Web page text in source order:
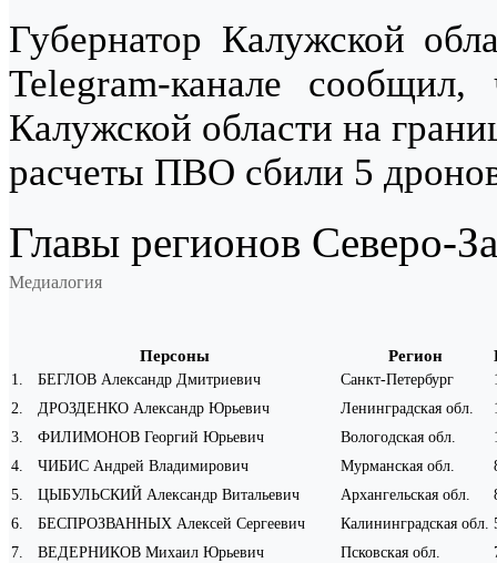
Губернатор Калужской
Telegram-канале
Калужской области на
расчеты ПВО сбили 5
Главы регионов Северо-
Медиалогия
Персоны Регион
1. БЕГЛОВ Александр Дмитриевич Санкт-Петербург
2. ДРОЗДЕНКО Александр Юрьевич Ленинградская обл.
3. ФИЛИМОНОВ Георгий Юрьевич Вологодская обл.
4. ЧИБИС Андрей Владимирович Мурманская обл.
5. ЦЫБУЛЬСКИЙ Александр Витальевич Архангельская обл.
6. БЕСПРОЗВАННЫХ Алексей Сергеевич Калининградская обл.
7. ВЕДЕРНИКОВ Михаил Юрьевич Псковская обл.